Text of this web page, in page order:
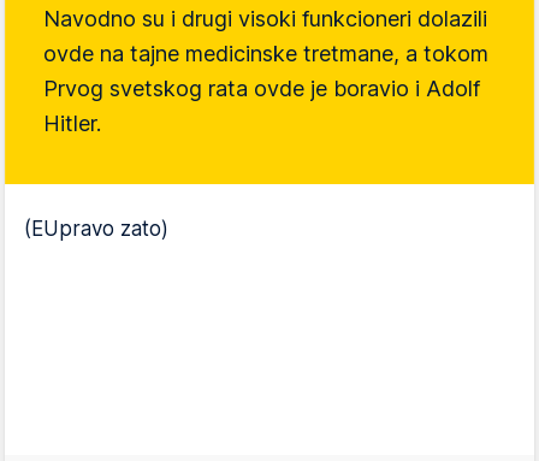
Navodno su i drugi visoki funkcioneri dolazili
ovde na tajne medicinske tretmane, a tokom
Prvog svetskog rata ovde je boravio i Adolf
Hitler.
(EUpravo zato)